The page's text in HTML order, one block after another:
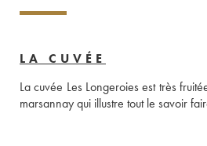
LA CUVÉE
La cuvée Les Longeroies est très
marsannay qui illustre tout le savoir